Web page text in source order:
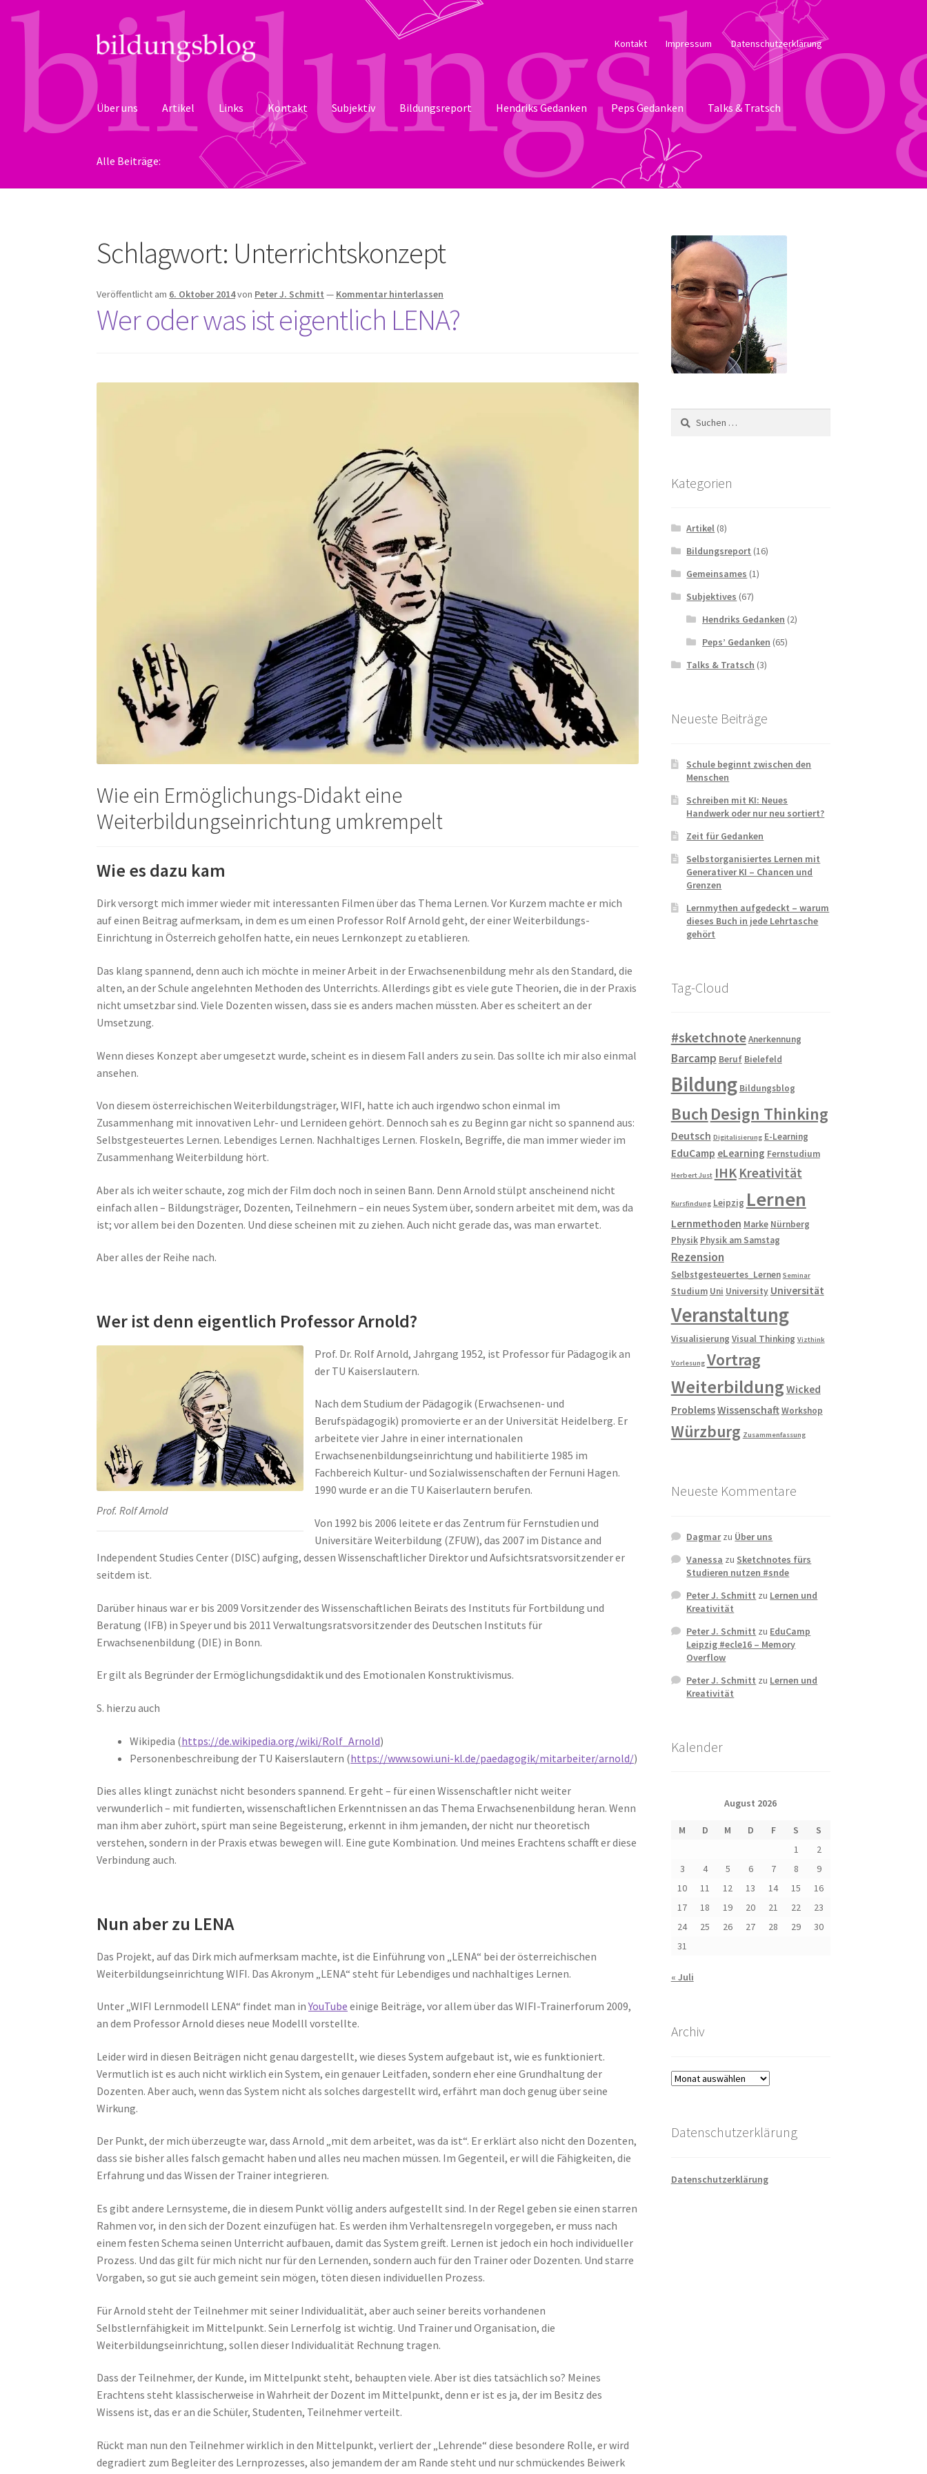
Zur
Navigation
springen
Zum
Inhalt
springen
Kontakt Impressum Datenschutzerklärung
Über uns Artikel Links Kontakt Subjektiv Bildungsreport Hendriks Gedanken Peps Gedanken Talks & Tratsch
Alle Beiträge:
Schlagwort: Unterrichtskonzept
Veröffentlicht am 6. Oktober 2014von Peter J. Schmitt — Kommentar hinterlassen
Wer oder was ist eigentlich LENA?
Wie ein Ermöglichungs-Didakt eine
Weiterbildungseinrichtung umkrempelt
Wie es dazu kam
Dirk versorgt mich immer wieder mit interessanten Filmen über das Thema Lernen. Vor Kurzem machte er mich
auf einen Beitrag aufmerksam, in dem es um einen Professor Rolf Arnold geht, der einer Weiterbildungs-
Einrichtung in Österreich geholfen hatte, ein neues Lernkonzept zu etablieren.
Das klang spannend, denn auch ich möchte in meiner Arbeit in der Erwachsenenbildung mehr als den Standard, die
alten, an der Schule angelehnten Methoden des Unterrichts. Allerdings gibt es viele gute Theorien, die in der Praxis
nicht umsetzbar sind. Viele Dozenten wissen, dass sie es anders machen müssten. Aber es scheitert an der
Umsetzung.
Wenn dieses Konzept aber umgesetzt wurde, scheint es in diesem Fall anders zu sein. Das sollte ich mir also einmal
ansehen.
Von diesem österreichischen Weiterbildungsträger, WIFI, hatte ich auch irgendwo schon einmal im
Zusammenhang mit innovativen Lehr- und Lernideen gehört. Dennoch sah es zu Beginn gar nicht so spannend aus:
Selbstgesteuertes Lernen. Lebendiges Lernen. Nachhaltiges Lernen. Floskeln, Begriffe, die man immer wieder im
Zusammenhang Weiterbildung hört.
Aber als ich weiter schaute, zog mich der Film doch noch in seinen Bann. Denn Arnold stülpt anscheinend nicht
einfach allen – Bildungsträger, Dozenten, Teilnehmern – ein neues System über, sondern arbeitet mit dem, was da
ist; vor allem bei den Dozenten. Und diese scheinen mit zu ziehen. Auch nicht gerade das, was man erwartet.
Aber alles der Reihe nach.
Wer ist denn eigentlich Professor Arnold?
Prof. Rolf Arnold
Prof. Dr. Rolf Arnold, Jahrgang 1952, ist Professor für Pädagogik an
der TU Kaiserslautern.
Nach dem Studium der Pädagogik (Erwachsenen- und
Berufspädagogik) promovierte er an der Universität Heidelberg. Er
arbeitete vier Jahre in einer internationalen
Erwachsenenbildungseinrichtung und habilitierte 1985 im
Fachbereich Kultur- und Sozialwissenschaften der Fernuni Hagen.
1990 wurde er an die TU Kaiserlautern berufen.
Von 1992 bis 2006 leitete er das Zentrum für Fernstudien und
Universitäre Weiterbildung (ZFUW), das 2007 im Distance and
Independent Studies Center (DISC) aufging, dessen Wissenschaftlicher Direktor und Aufsichtsratsvorsitzender er
seitdem ist.
Darüber hinaus war er bis 2009 Vorsitzender des Wissenschaftlichen Beirats des Instituts für Fortbildung und
Beratung (IFB) in Speyer und bis 2011 Verwaltungsratsvorsitzender des Deutschen Instituts für
Erwachsenenbildung (DIE) in Bonn.
Er gilt als Begründer der Ermöglichungsdidaktik und des Emotionalen Konstruktivismus.
S. hierzu auch
Wikipedia (https://de.wikipedia.org/wiki/Rolf_Arnold)
Personenbeschreibung der TU Kaiserslautern (https://www.sowi.uni-kl.de/paedagogik/mitarbeiter/arnold/)
Dies alles klingt zunächst nicht besonders spannend. Er geht – für einen Wissenschaftler nicht weiter
verwunderlich – mit fundierten, wissenschaftlichen Erkenntnissen an das Thema Erwachsenenbildung heran. Wenn
man ihm aber zuhört, spürt man seine Begeisterung, erkennt in ihm jemanden, der nicht nur theoretisch
verstehen, sondern in der Praxis etwas bewegen will. Eine gute Kombination. Und meines Erachtens schafft er diese
Verbindung auch.
Nun aber zu LENA
Das Projekt, auf das Dirk mich aufmerksam machte, ist die Einführung von „LENA“ bei der österreichischen
Weiterbildungseinrichtung WIFI. Das Akronym „LENA“ steht für Lebendiges und nachhaltiges Lernen.
Unter „WIFI Lernmodell LENA“ findet man inYouTube einige Beiträge, vor allem über das WIFI-Trainerforum 2009,
an dem Professor Arnold dieses neue Modelll vorstellte.
Leider wird in diesen Beiträgen nicht genau dargestellt, wie dieses System aufgebaut ist, wie es funktioniert.
Vermutlich ist es auch nicht wirklich ein System, ein genauer Leitfaden, sondern eher eine Grundhaltung der
Dozenten. Aber auch, wenn das System nicht als solches dargestellt wird, erfährt man doch genug über seine
Wirkung.
Der Punkt, der mich überzeugte war, dass Arnold „mit dem arbeitet, was da ist“. Er erklärt also nicht den Dozenten,
dass sie bisher alles falsch gemacht haben und alles neu machen müssen. Im Gegenteil, er will die Fähigkeiten, die
Erfahrung und das Wissen der Trainer integrieren.
Es gibt andere Lernsysteme, die in diesem Punkt völlig anders aufgestellt sind. In der Regel geben sie einen starren
Rahmen vor, in den sich der Dozent einzufügen hat. Es werden ihm Verhaltensregeln vorgegeben, er muss nach
einem festen Schema seinen Unterricht aufbauen, damit das System greift. Lernen ist jedoch ein hoch individueller
Prozess. Und das gilt für mich nicht nur für den Lernenden, sondern auch für den Trainer oder Dozenten. Und starre
Vorgaben, so gut sie auch gemeint sein mögen, töten diesen individuellen Prozess.
Für Arnold steht der Teilnehmer mit seiner Individualität, aber auch seiner bereits vorhandenen
Selbstlernfähigkeit im Mittelpunkt. Sein Lernerfolg ist wichtig. Und Trainer und Organisation, die
Weiterbildungseinrichtung, sollen dieser Individualität Rechnung tragen.
Dass der Teilnehmer, der Kunde, im Mittelpunkt steht, behaupten viele. Aber ist dies tatsächlich so? Meines
Erachtens steht klassischerweise in Wahrheit der Dozent im Mittelpunkt, denn er ist es ja, der im Besitz des
Wissens ist, das er an die Schüler, Studenten, Teilnehmer verteilt.
Rückt man nun den Teilnehmer wirklich in den Mittelpunkt, verliert der „Lehrende“ diese besondere Rolle, er wird
degradiert zum Begleiter des Lernprozesses, also jemandem der am Rande steht und nur schmückendes Beiwerk
Suchen
nach:
Kategorien
Artikel (8)
Bildungsreport (16)
Gemeinsames (1)
Subjektives (67)
Hendriks Gedanken (2)
Peps’ Gedanken (65)
Talks & Tratsch (3)
Neueste Beiträge
Schule beginnt zwischen den
Menschen
Schreiben mit KI: Neues
Handwerk oder nur neu sortiert?
Zeit für Gedanken
Selbstorganisiertes Lernen mit
Generativer KI – Chancen und
Grenzen
Lernmythen aufgedeckt – warum
dieses Buch in jede Lehrtasche
gehört
Tag-Cloud
#sketchnoteAnerkennung
Barcamp Beruf Bielefeld
Bildung Bildungsblog
Buch Design Thinking
Deutsch Digitalisierung E-Learning
EduCamp eLearning Fernstudium
Herbert Just IHK Kreativität
Kursfindung Leipzig Lernen
Lernmethoden Marke Nürnberg
Physik Physik am Samstag
Rezension
Selbstgesteuertes_Lernen Seminar
Studium Uni University Universität
Veranstaltung
Visualisierung Visual Thinking Vizthink
Vorlesung Vortrag
Weiterbildung Wicked
ProblemsWissenschaftWorkshop
Würzburg Zusammenfassung
Neueste Kommentare
Dagmarzu Über uns
Vanessa zu Sketchnotes fürs
Studieren nutzen #snde
Peter J. Schmitt zu Lernen und
Kreativität
Peter J. Schmitt zu EduCamp
Leipzig #ecle16 – Memory
Overflow
Peter J. Schmitt zu Lernen und
Kreativität
Kalender
August 2026
M D M D F S
S
1
2
3
4 5 6 7 8
9
10
11 12 13 14 15
16
17
18 19 20 21 22
23
24
25 26 27 28 29
30
31
« Juli
Archiv
Archiv
Datenschutzerklärung
Datenschutzerklärung